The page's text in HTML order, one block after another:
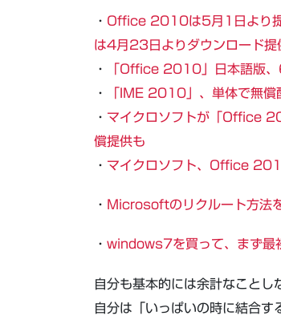
・ Office 2010は5月1日より
は4月23日よりダウンロード提
・
「Office 2010」日本語版
・
「IME 2010」、単体で無
・ マイクロソフトが「Office
償提供も
・ マイクロソフト、Office
・ Microsoftのリクルート方法
・ windows7を買って、まず最
自分も基本的には余計なこと
自分は「いっぱいの時に結合す